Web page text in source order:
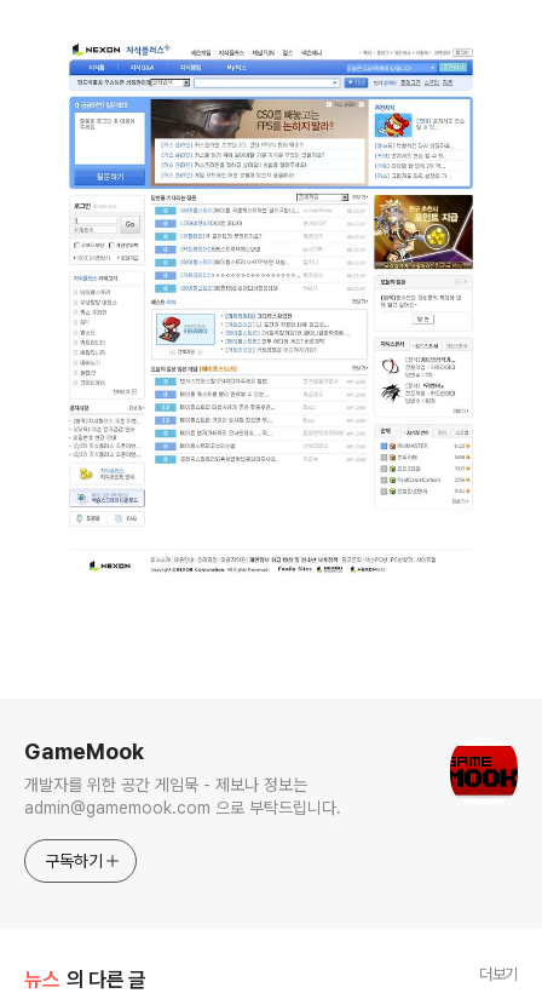
GameMook
개발자를 위한 공간 게임묵 - 제보나 정보는
admin@gamemook.com 으로 부탁드립니다.
구독하기
뉴스 의 다른 글 더보기